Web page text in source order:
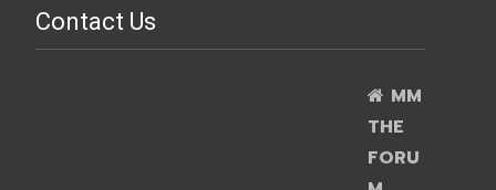
Contact Us
MM
THE
FORU